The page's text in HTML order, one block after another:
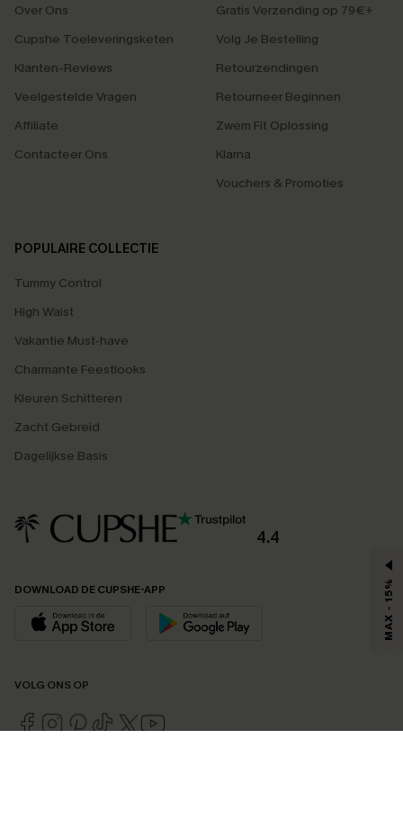
Over Ons
Cupshe Toeleveringsketen
Klanten-Reviews
Veelgestelde Vragen
Affiliate
Contacteer Ons
Gratis Verzending op 79€+
Volg Je Bestelling
Retourzendingen
Retourneer Beginnen
Zwem Fit Oplossing
Klarna
Vouchers & Promoties
POPULAIRE COLLECTIE
Tummy Control
High Waist
Vakantie Must-have
Charmante Feestlooks
Kleuren Schitteren
Zacht Gebreid
Dagelijkse Basis
4.4
DOWNLOAD DE CUPSHE-APP
VOLG ONS OP
MAX - 15%